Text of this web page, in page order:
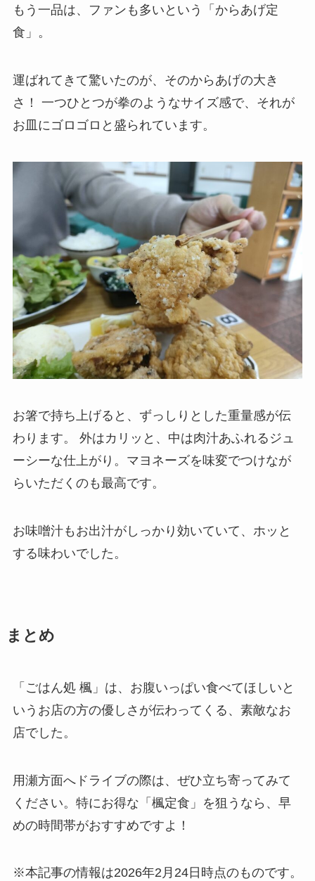
もう一品は、ファンも多いという「からあげ定
食」。
運ばれてきて驚いたのが、そのからあげの大き
さ！ 一つひとつが拳のようなサイズ感で、それが
お皿にゴロゴロと盛られています。
お箸で持ち上げると、ずっしりとした重量感が伝
わります。 外はカリッと、中は肉汁あふれるジュ
ーシーな仕上がり。マヨネーズを味変でつけなが
らいただくのも最高です。
お味噌汁もお出汁がしっかり効いていて、ホッと
する味わいでした。
まとめ
「ごはん処 楓」は、お腹いっぱい食べてほしいと
いうお店の方の優しさが伝わってくる、素敵なお
店でした。
用瀬方面へドライブの際は、ぜひ立ち寄ってみて
ください。特にお得な「楓定食」を狙うなら、早
めの時間帯がおすすめですよ！
※本記事の情報は2026年2月24日時点のものです。